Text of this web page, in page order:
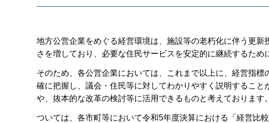
地方公営企業をめぐる経営環境は、施設等の老朽化に伴う更
さを増しており、必要な住民サービスを安定的に継続するた
そのため、各公営企業においては、これまで以上に、経営指
確に把握し、議会・住民等に対してわかりやすく説明するこ
や、抜本的な改革の検討等に活用できるものと考えております。
ついては、各市町等において令和5年度決算における「経営比